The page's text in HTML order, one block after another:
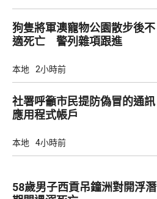
狗隻將軍澳寵物公園散步後不
適死亡 警列雜項跟進
本地 2小時前
社署呼籲市民提防偽冒的通訊
應用程式帳戶
本地 4小時前
58歲男子西貢吊鐘洲對開浮潛